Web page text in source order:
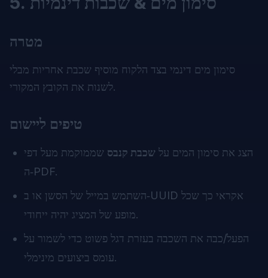
מטרה
סימון מים דינמי בצד הלקוח מוסיף שכבת אחריות מבלי
לשנות את הקובץ המקורי.
טיפים ליישום
הצג את סימון המים על שכבת קנבס שממוקמת מעל דפי
ה‑PDF.
השתמש במייל של הסשן או ב‑UUID אקראי כך שכל
מופע של המציג יהיה ייחודי.
הפעל/כבה את השכבה בעזרת דגל פשוט כדי לשמור על
עומס ביצועים מינימלי.